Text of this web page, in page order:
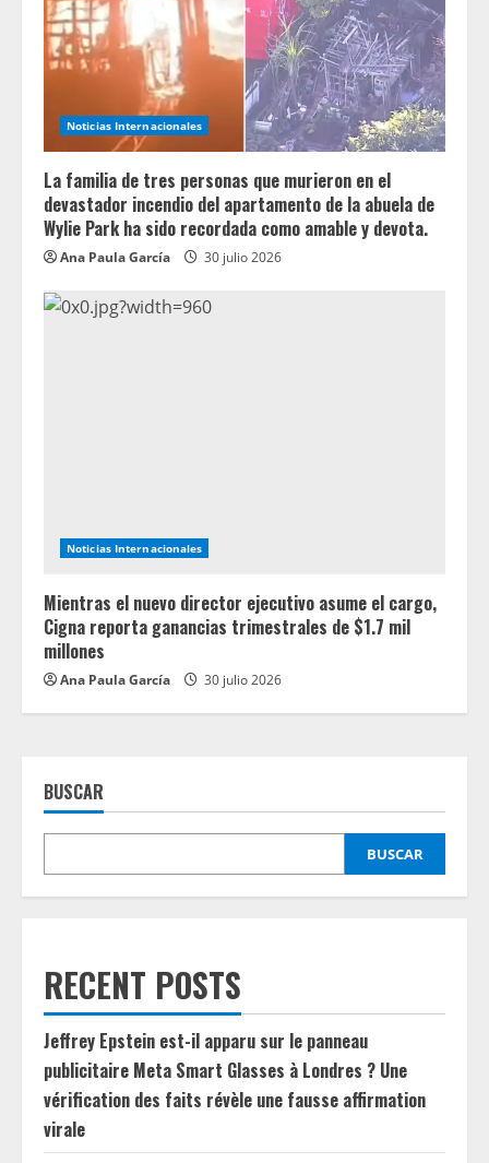
Noticias Internacionales
La familia de tres personas que murieron en el
devastador incendio del apartamento de la abuela de
Wylie Park ha sido recordada como amable y devota.
Ana Paula García 30 julio 2026
Noticias Internacionales
Mientras el nuevo director ejecutivo asume el cargo,
Cigna reporta ganancias trimestrales de $1.7 mil
millones
Ana Paula García 30 julio 2026
BUSCAR
BUSCAR
RECENT POSTS
Jeffrey Epstein est-il apparu sur le panneau
publicitaire Meta Smart Glasses à Londres ? Une
vérification des faits révèle une fausse affirmation
virale